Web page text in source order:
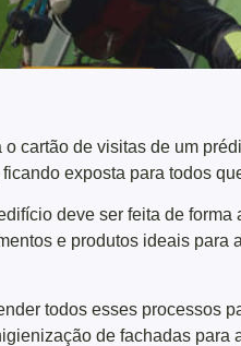
cartão de visitas de um
exposta para todos
deve ser feita de
e produtos ideais para
todos esses processos
de fachadas